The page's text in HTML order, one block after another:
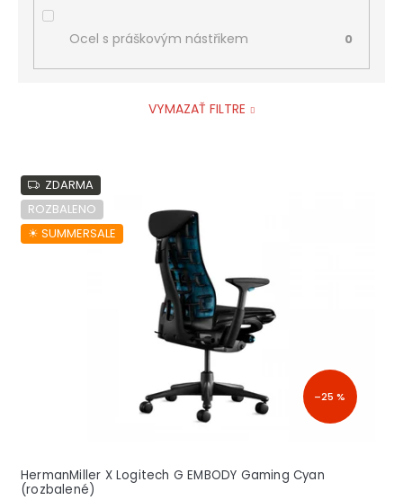
Ocel s práškovým nástřikem 0
VYMAZAŤ FILTRE
V
ý
p
s
ZDARMA
ROZBALENO
☀︎ SUMMERSALE
–25 %
HermanMiller X Logitech G EMBODY Gaming Cyan
(rozbalené)